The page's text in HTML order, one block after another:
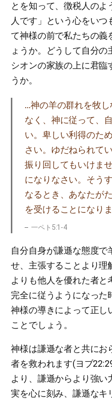
とを知って、徴税人の
人です」という心をいつ
て神様の前で私たちの義
ょうか。どうして自分
シオンの家族の上に君臨
うか。
…神の羊の群れを牧
なく、神に従って、
い。卑しい利得のた
さい。ゆだねられて
振り回してもいけま
になりなさい。そう
なるとき、あなたが
を受けることになりま
一ペト5:1-4
自分自身が謙遜な態度で
せ、主張することより理
よりも他人を優れた者と
完全に従うようになった
神様の導きによって正し
ことでしょう。
神様は謙遜な者と共にお
者を救われます(ヨブ
より、謙遜からより強
実を心に刻み、謙遜なキ